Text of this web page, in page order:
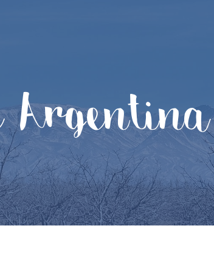
Argentina